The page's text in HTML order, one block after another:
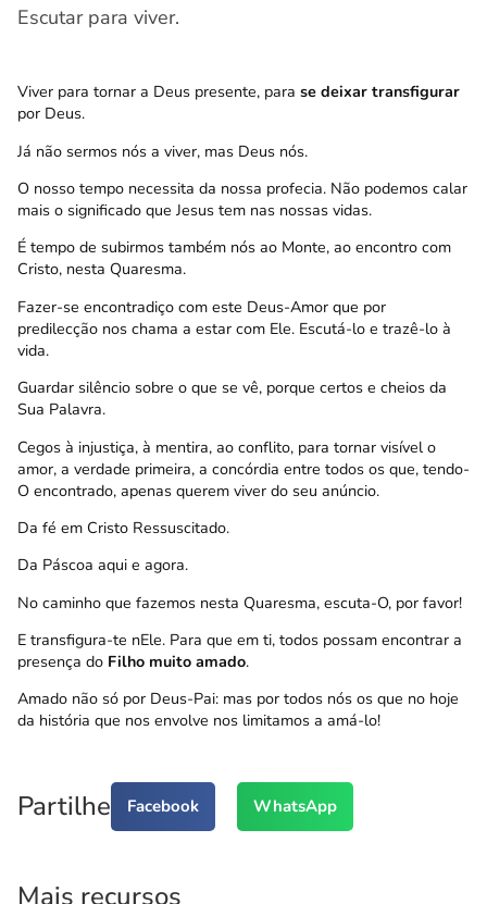
Escutar para viver.
Viver para tornar a Deus presente, para se deixar transfigurar
por Deus.
Já não sermos nós a viver, mas Deus nós.
O nosso tempo necessita da nossa profecia. Não podemos calar
mais o significado que Jesus tem nas nossas vidas.
É tempo de subirmos também nós ao Monte, ao encontro com
Cristo, nesta Quaresma.
Fazer-se encontradiço com este Deus-Amor que por
predilecção nos chama a estar com Ele. Escutá-lo e trazê-lo à
vida.
Guardar silêncio sobre o que se vê, porque certos e cheios da
Sua Palavra.
Cegos à injustiça, à mentira, ao conflito, para tornar visível o
amor, a verdade primeira, a concórdia entre todos os que, tendo-
O encontrado, apenas querem viver do seu anúncio.
Da fé em Cristo Ressuscitado.
Da Páscoa aqui e agora.
No caminho que fazemos nesta Quaresma, escuta-O, por favor!
E transfigura-te nEle. Para que em ti, todos possam encontrar a
presença do Filho muito amado.
Amado não só por Deus-Pai: mas por todos nós os que no hoje
da história que nos envolve nos limitamos a amá-lo!
Partilhe Facebook WhatsApp
Mais recursos